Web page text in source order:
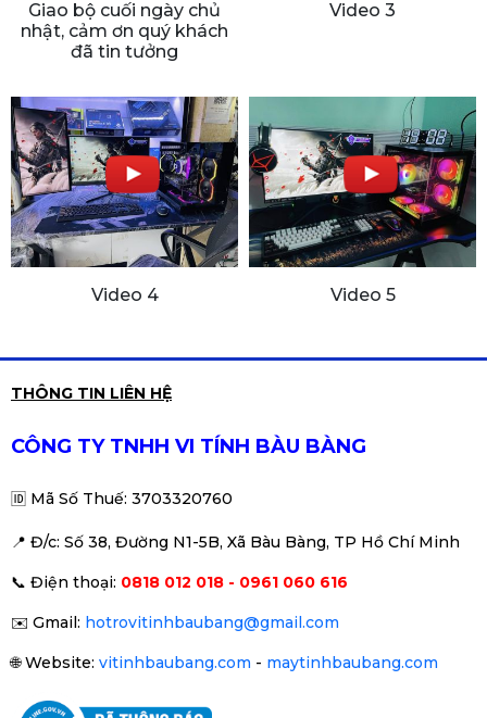
Giao bộ cuối ngày chủ
nhật, cảm ơn quý khách
đã tin tưởng
Video 3
Video 4 Video 5
THÔNG TIN LIÊN HỆ
CÔNG TY TNHH VI TÍNH BÀU BÀNG
🆔 Mã Số Thuế: 3703320760
📍 Đ/c: Số 38, Đường N1-5B, Xã Bàu Bàng, TP Hồ Chí Minh
📞 Điện thoại: 0818 012 018 - 0961 060 616
✉️ Gmail: hotrovitinhbaubang@gmail.com
🌐Website: vitinhbaubang.com - maytinhbaubang.com